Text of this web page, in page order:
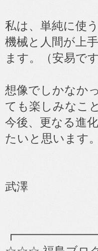
私は、単純に使
機械と人間が上
ます。（安易で
想像でしかなか
ても楽しみなこ
今後、更なる進
たいと思います。
武澤